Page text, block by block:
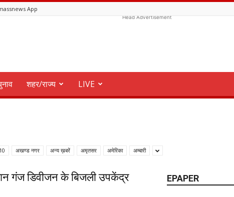
App
Head Advertisement
शहर/राज्य LIVE
अखण्ड नगर अन्य ख़बरें अमृतसर अमेरिका अम्बारी
गंज डिवीजन के बिजली उपकेंद्र
EPAPER